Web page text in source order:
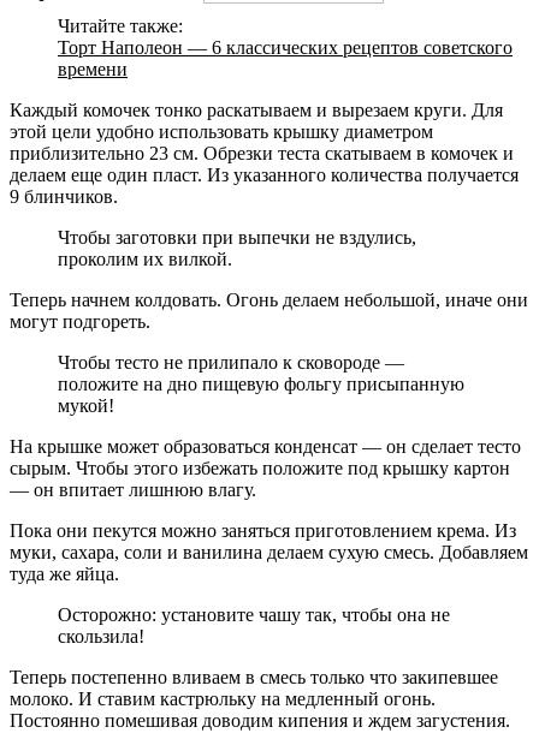
Читайте также:
Торт Наполеон — 6 классических рецептов советского
времени
Каждый комочек тонко раскатываем и вырезаем круги. Для
этой цели удобно использовать крышку диаметром
приблизительно 23 см. Обрезки теста скатываем в комочек и
делаем еще один пласт. Из указанного количества получается
9 блинчиков.
Чтобы заготовки при выпечки не вздулись,
проколим их вилкой.
Теперь начнем колдовать. Огонь делаем небольшой, иначе они
могут подгореть.
Чтобы тесто не прилипало к сковороде —
положите на дно пищевую фольгу присыпанную
мукой!
На крышке может образоваться конденсат — он сделает тесто
сырым. Чтобы этого избежать положите под крышку картон
— он впитает лишнюю влагу.
Пока они пекутся можно заняться приготовлением крема. Из
муки, сахара, соли и ванилина делаем сухую смесь. Добавляем
туда же яйца.
Осторожно: установите чашу так, чтобы она не
скользила!
Теперь постепенно вливаем в смесь только что закипевшее
молоко. И ставим кастрюльку на медленный огонь.
Постоянно помешивая доводим кипения и ждем загустения.